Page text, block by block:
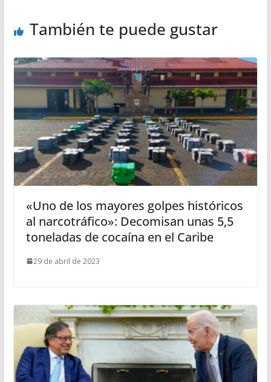
También te puede gustar
«Uno de los mayores golpes históricos
al narcotráfico»: Decomisan unas 5,5
toneladas de cocaína en el Caribe
29 de abril de 2023